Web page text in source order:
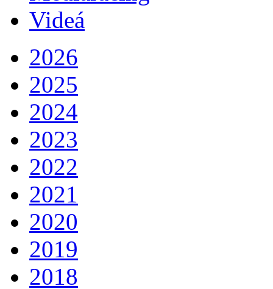
Videá
2026
2025
2024
2023
2022
2021
2020
2019
2018